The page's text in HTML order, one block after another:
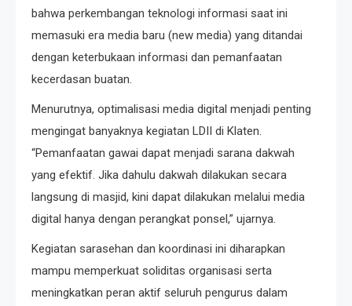
bahwa perkembangan teknologi informasi saat ini
memasuki era media baru (new media) yang ditandai
dengan keterbukaan informasi dan pemanfaatan
kecerdasan buatan.
Menurutnya, optimalisasi media digital menjadi penting
mengingat banyaknya kegiatan LDII di Klaten.
“Pemanfaatan gawai dapat menjadi sarana dakwah
yang efektif. Jika dahulu dakwah dilakukan secara
langsung di masjid, kini dapat dilakukan melalui media
digital hanya dengan perangkat ponsel,” ujarnya.
Kegiatan sarasehan dan koordinasi ini diharapkan
mampu memperkuat soliditas organisasi serta
meningkatkan peran aktif seluruh pengurus dalam